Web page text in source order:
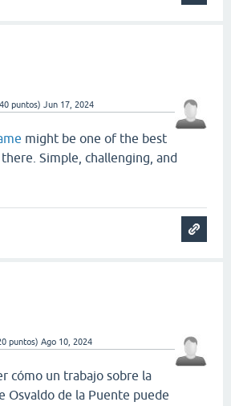
puntos) Jun 17, 2024
might be one of the best
Simple, challenging, and
puntos) Ago 10, 2024
cómo un trabajo sobre la
Osvaldo de la Puente puede